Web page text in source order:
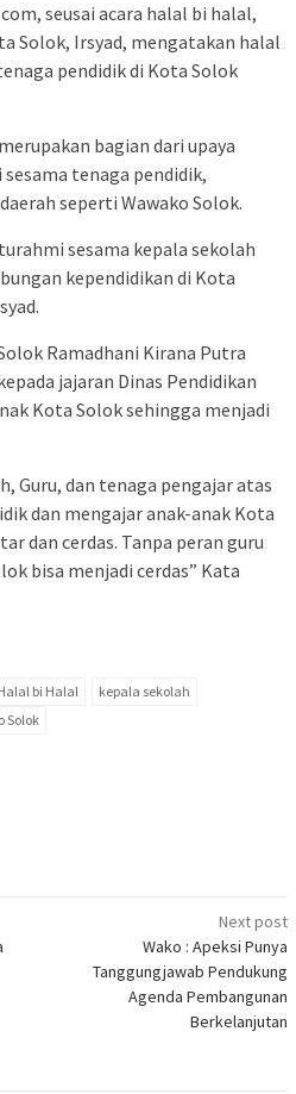
seusai acara halal bi halal,
Solok, Irsyad, mengatakan halal
pendidik di Kota Solok
bagian dari upaya
tenaga pendidik,
seperti Wawako Solok.
sesama kepala sekolah
kependidikan di Kota
Ramadhani Kirana Putra
jajaran Dinas Pendidikan
Kota Solok sehingga menjadi
Guru, dan tenaga pengajar atas
dan mengajar anak-anak Kota
dan cerdas. Tanpa peran guru
bisa menjadi cerdas” Kata
bi Halal
kepala sekolah
Solok
Next post
Wako : Apeksi Punya
Tanggungjawab Pendukung
Agenda Pembangunan
Berkelanjutan